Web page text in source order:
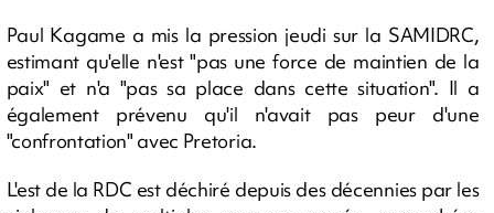
Paul Kagame a mis la pression jeudi sur la SAMIDRC,
estimant qu'elle n'est "pas une force de maintien de la
paix" et n'a "pas sa place dans cette situation". Il a
également prévenu qu'il n'avait pas peur d'une
"confrontation" avec Pretoria.
L'est de la RDC est déchiré depuis des décennies par les